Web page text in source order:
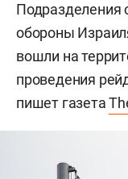
Подразделения
обороны
вошли на
проведения
пишет газета